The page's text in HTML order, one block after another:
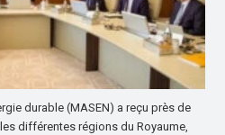
durable (MASEN) a reçu près de
différentes régions du Royaume,